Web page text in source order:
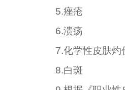
5.痤疮
6.溃疡
7.化学性皮肤灼
8.白斑